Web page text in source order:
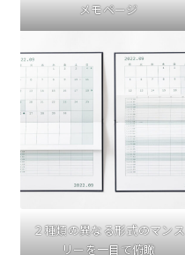
メモページ
２種類の異なる形式のマンス
リーを一目で俯瞰